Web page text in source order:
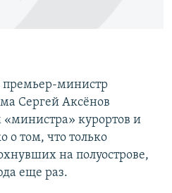
министр
Сергей Аксёнов
«министра» курортов и
о том, что только
на полуострове,
еще раз.